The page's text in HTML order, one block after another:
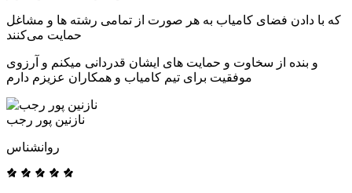
که با دادن فضای کامیاب به هر صورت از تمامی رشته ها و مشاغل
حمایت می‌کنند
و بنده از سخاوت و حمایت های ایشان قدردانی میکنم و آرزوی
موفقیت برای تیم کامیاب و همکاران عزیزم دارم
نازنین پور رجب
روانشناس